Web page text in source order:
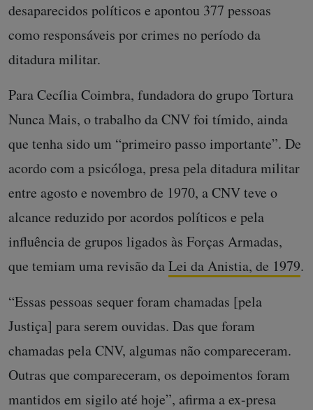
desaparecidos políticos e apontou 377 pessoas
como responsáveis por crimes no período da
ditadura militar.
Para Cecília Coimbra, fundadora do grupo Tortura
Nunca Mais, o trabalho da CNV foi tímido, ainda
que tenha sido um “primeiro passo importante”. De
acordo com a psicóloga, presa pela ditadura militar
entre agosto e novembro de 1970, a CNV teve o
alcance reduzido por acordos políticos e pela
influência de grupos ligados às Forças Armadas,
que temiam uma revisão daLei da Anistia, de 1979.
“Essas pessoas sequer foram chamadas [pela
Justiça] para serem ouvidas. Das que foram
chamadas pela CNV, algumas não compareceram.
Outras que compareceram, os depoimentos foram
mantidos em sigilo até hoje”, afirma a ex-presa